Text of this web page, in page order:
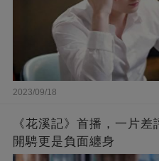
2023/09/18
《花溪記》首播，一片
開騁更是負面纏身